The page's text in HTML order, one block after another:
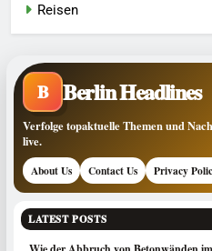
Reisen
B Berlin Headlines
Verfolge topaktuelle Themen und
live.
About Us Contact Us Privacy
LATEST POSTS